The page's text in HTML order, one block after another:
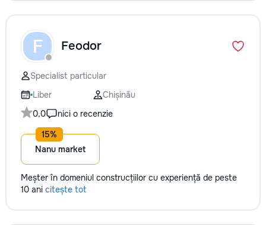
F Feodor
Specialist particular
Liber
Chișinău
0,0
nici o recenzie
Nanu market
Meșter în domeniul construcțiilor cu experiență de peste
10 ani citește tot